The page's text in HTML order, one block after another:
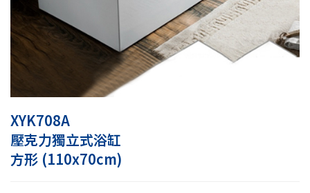
XYK708A
壓克力獨立式浴缸
方形 (110x70cm)